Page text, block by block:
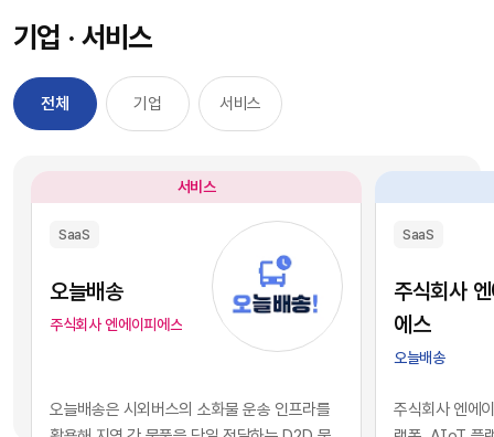
업의 업무 처리 속도를 비약적으로 단축시켰고, 디
지털 전환을 달성하는 가장 확실한 방법론으로 자
리 잡았습니다.그러나 IT 인프라의 규모가 팽창하
면서 엔터프라이즈 환경에는 심각한 구조적 역설
높이기 위해 도입한 수많은 소프트웨어들이 오히
려 전사적인 데이터의 흐름을 원천적으로 단절시
키는 부작용, 즉 'SaaS 파편화' 현상을 초래한 것
입니다. 각 부서가 자신의 목적에만 부합하는 솔루
션을 파편적으로 채택하고 운용함에 따라, 기업의
핵심 자산인 데이터는 서로 호환되지 않는 수백 개
의 개별 애플리케이션 서버 안에 고립되는 결과를
니다. 특정 부서 단위의 기능적 최적화나 개별 앱의
습니다. 이는
리 기업과 완벽
리즘과 추론
된 기술력과 개
현재의 AI 지
하게 거래되고
게 되었습니다.
다. 경쟁사가
기업 · 서비스
전체 기업 서비스
서비스
SaaS
오늘배송
주식회사 엔에이피에스
오늘배송은 시외버스의 소화물 운송 인프라를
SaaS
주식회사
에스
오늘배송
주식회사 엔에